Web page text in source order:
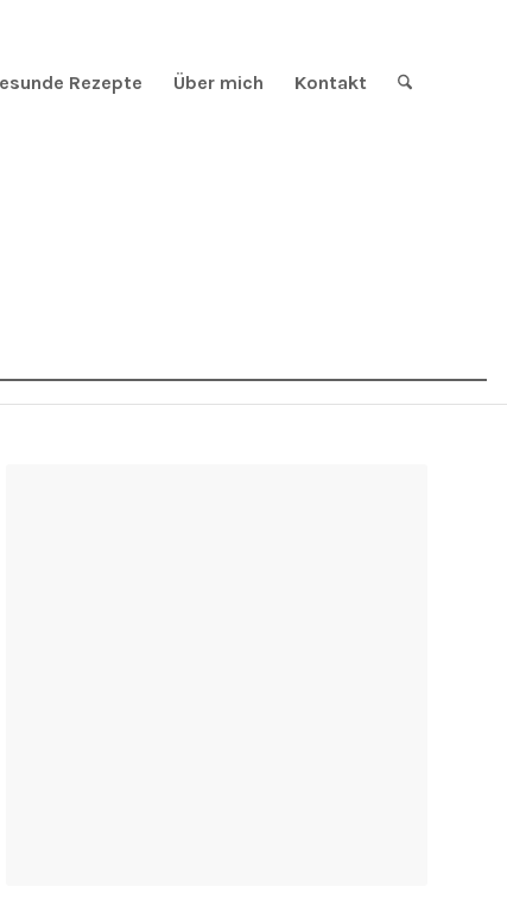
Rezepte Über mich Kontakt